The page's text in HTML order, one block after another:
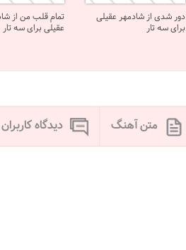
دور شدی از شادمهر عقیلی
برای سه تار
تمام قلب من از
عقیلی برای سه تار
متن آهنگ دیدگاه کاربران